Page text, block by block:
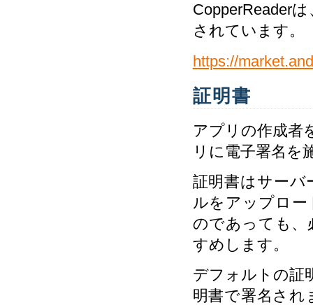
CopperReader
されています。
https://
証明書
アプリの作成者
リに電子署名を
証明書はサーバ
ルをアップロ
のであっても、
すめします。
デフォルトの証
明書で署名さ